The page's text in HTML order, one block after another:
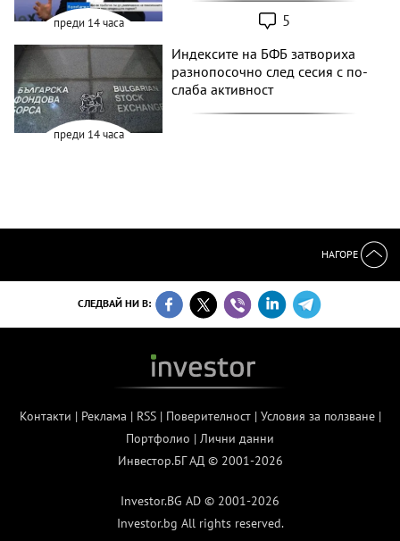
преди 14 часа 5
преди 14 часа
Индексите на БФБ затвориха
разнопосочно след сесия с по-
слаба активност
НАГОРЕ
СЛЕДВАЙ НИ В:
Контакти | Реклама | RSS| Поверителност| Условия за ползване|
Портфолио | Лични данни
Инвестор.БГ АД © 2001-2026
Investor.BG AD © 2001-2026
Investor.bg All rights reserved.